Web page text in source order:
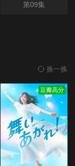
第09集
换一换
豆瓣高分